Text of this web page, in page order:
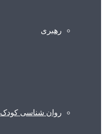
رهبری
روان شناسی کودک